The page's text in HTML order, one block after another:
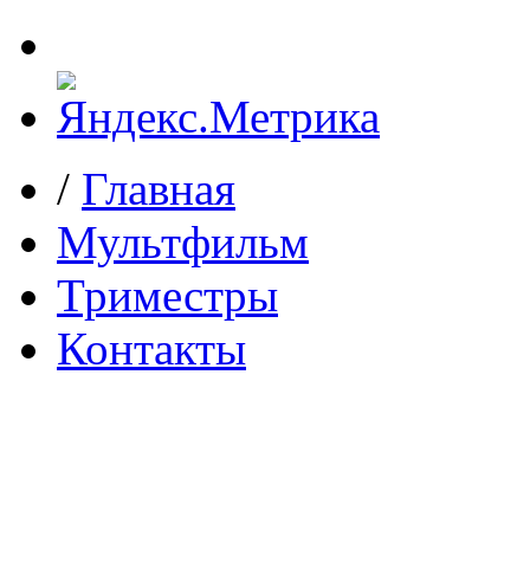
/ Главная
Мультфильм
Триместры
Контакты